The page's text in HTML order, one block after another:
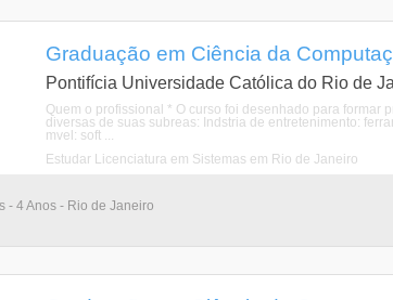
Graduação em Ciência da
Pontifícia Universidade Católica do Rio de
Quem o profissional * O curso foi desenhado para formar
diversas de suas subreas: Indstria de entretenimento:
mvel: soft ...
Estudar Licenciatura em Sistemas em Rio de Janeiro
- 4 Anos - Rio de Janeiro